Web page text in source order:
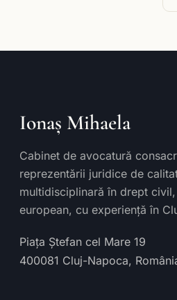
Ionaș Mihaela
Cabinet de avocatură
reprezentării juridice de
multidisciplinară în drept
european, cu experiență în
Piața Ștefan cel Mare 19
400081 Cluj-Napoca,